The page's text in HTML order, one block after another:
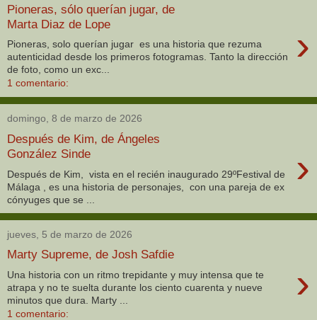
Pioneras, sólo querían jugar, de
Marta Diaz de Lope
›
Pioneras, solo querían jugar es una historia que rezuma
autenticidad desde los primeros fotogramas. Tanto la dirección
de foto, como un exc...
1 comentario:
domingo, 8 de marzo de 2026
Después de Kim, de Ángeles
González Sinde
›
Después de Kim, vista en el recién inaugurado 29ºFestival de
Málaga , es una historia de personajes, con una pareja de ex
cónyuges que se ...
jueves, 5 de marzo de 2026
Marty Supreme, de Josh Safdie
›
Una historia con un ritmo trepidante y muy intensa que te
atrapa y no te suelta durante los ciento cuarenta y nueve
minutos que dura. Marty ...
1 comentario: